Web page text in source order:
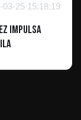
03-25 15:18:19
impulsa